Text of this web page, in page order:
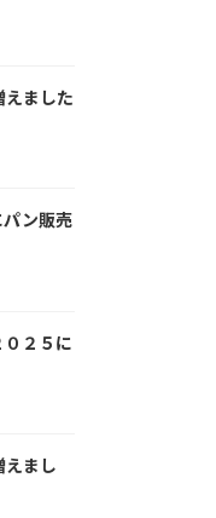
えました
パン販売
２５に
えまし